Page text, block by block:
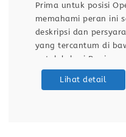
Prima untuk posisi
memahami peran ini
deskripsi dan
yang tercantum di
untuk lokasi
Prima sedang
Lihat detail